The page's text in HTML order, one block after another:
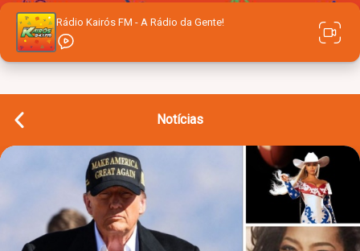
Rádio Kairós FM - A Rádio da Gente!
Notícias